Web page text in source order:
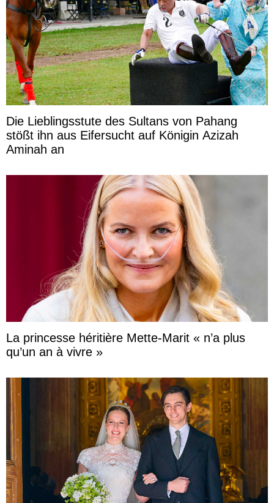
Die Lieblingsstute des Sultans von Pahang
stößt ihn aus Eifersucht auf Königin Azizah
Aminah an
La princesse héritière Mette-Marit « n’a plus
qu’un an à vivre »